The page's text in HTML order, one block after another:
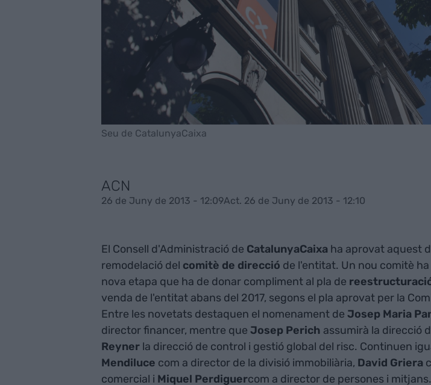
Seu de CatalunyaCaixa
ACN
26 de Juny de 2013 - 12:09Act. 26 de Juny de 2013 - 12:10
El Consell d'Administració de CatalunyaCaixaha aprovat aquest
remodelació del comitè de direcció de l'entitat. Un nou comitè
nova etapa que ha de donar compliment al pla de
venda de l'entitat abans del 2017, segons el pla aprovat per la
Entre les novetats destaquen el nomenament de Josep Maria
director financer, mentre que Josep Perich assumirà la direcció
Reynerla direcció de control i gestió global del risc. Continuen
Mendiluce com a director de la divisió immobiliària, David Griera
comercial i Miquel Perdiguercom a director de persones i